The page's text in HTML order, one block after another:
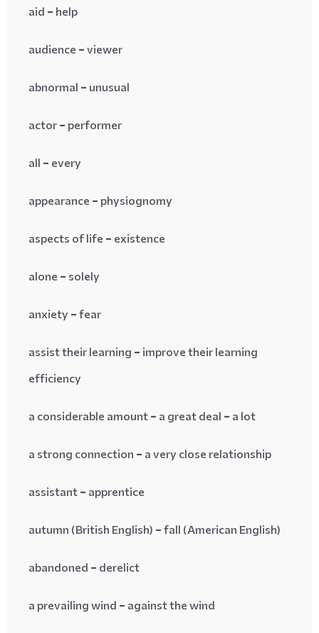
aid = help
audience = viewer
abnormal = unusual
actor = performer
all = every
appearance = physiognomy
aspects of life = existence
alone = solely
anxiety = fear
assist their learning = improve their learning
efficiency
a considerable amount = a great deal = a lot
a strong connection = a very close relationship
assistant = apprentice
autumn (British English) = fall (American English)
abandoned = derelict
a prevailing wind = against the wind